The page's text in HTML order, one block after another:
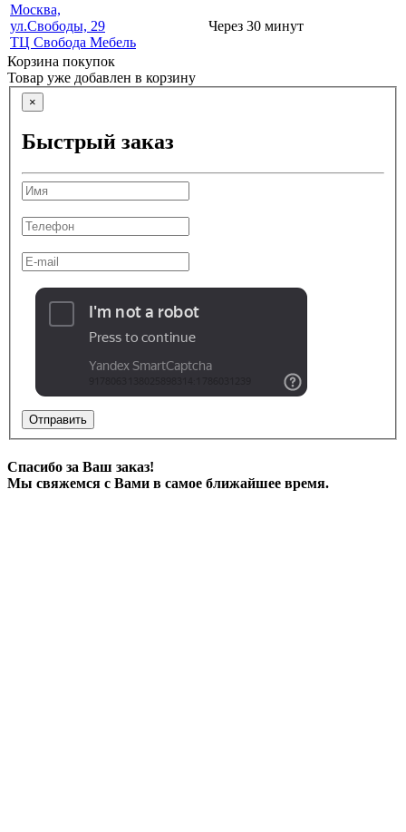
Москва,
ул.Свободы, 29
ТЦ Свобода Мебель
Через 30 минут
Корзина покупок
Товар уже добавлен в корзину
×
Быстрый заказ
Отправить
Спасибо за Ваш заказ!
Мы свяжемся с Вами в самое ближайшее время.